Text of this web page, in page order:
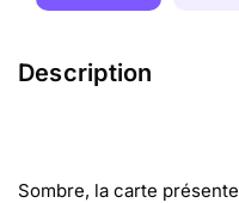
Description
Sombre, la carte